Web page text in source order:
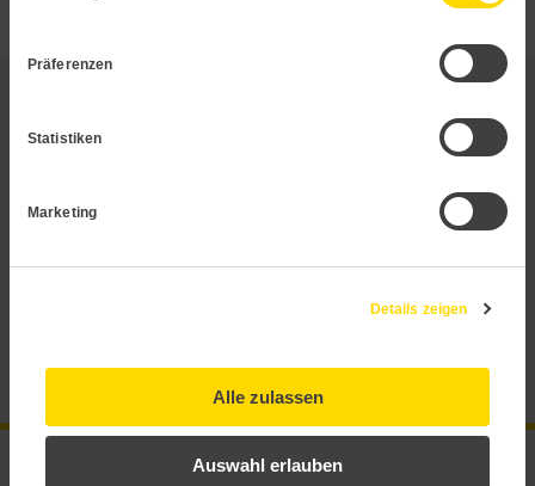
Präferenzen
Statistiken
Marketing
Details zeigen
Alle zulassen
Auswahl erlauben